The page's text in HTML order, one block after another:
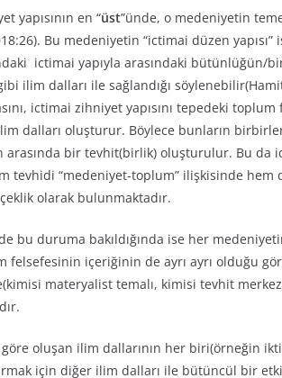
yapısının en “üst”ünde, o medeniyetin
Bu medeniyetin “ictimai düzen
ictimai yapıyla arasındaki bütünlüğün/
ilim dalları ile sağlandığı
ictimai zihniyet yapısını tepedeki toplum
dalları oluşturur. Böylece bunların
arasında bir tevhit(birlik) oluşturulur. Bu da
tevhidi “medeniyet-toplum” ilişkisinde hem
olarak bulunmaktadır.
bu duruma bakıldığında ise her
felsefesinin içeriğinin de ayrı ayrı olduğu
materyalist temalı, kimisi tevhit
göre oluşan ilim dallarının her biri(örneğin
için diğer ilim dalları ile bütüncül bir